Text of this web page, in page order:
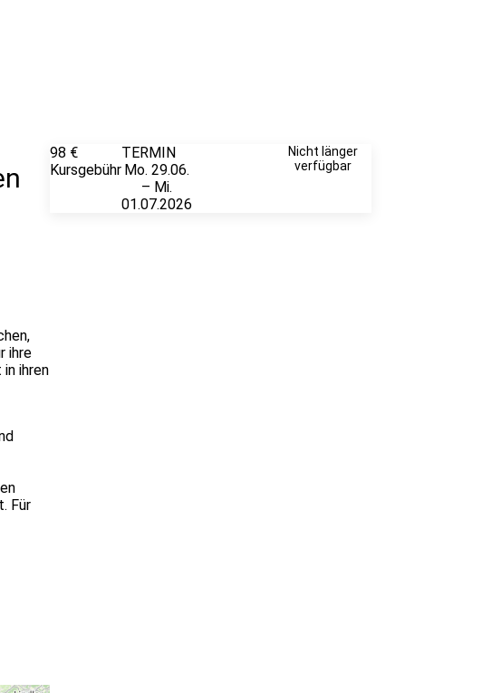
ihre
ihren
Für
98 €
Kursgebühr
TERMIN
Mo. 29.06.
– Mi.
01.07.2026
Nicht länger
verfügbar